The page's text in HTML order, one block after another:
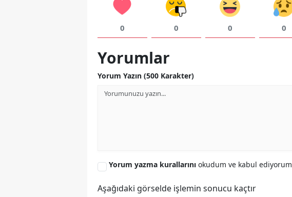
0 0 0 0
Yorumlar
Yorum Yazın (500 Karakter)
Yorum yazma kurallarını okudum ve kabul ediyorum
Aşağıdaki görselde işlemin sonucu kaçtır